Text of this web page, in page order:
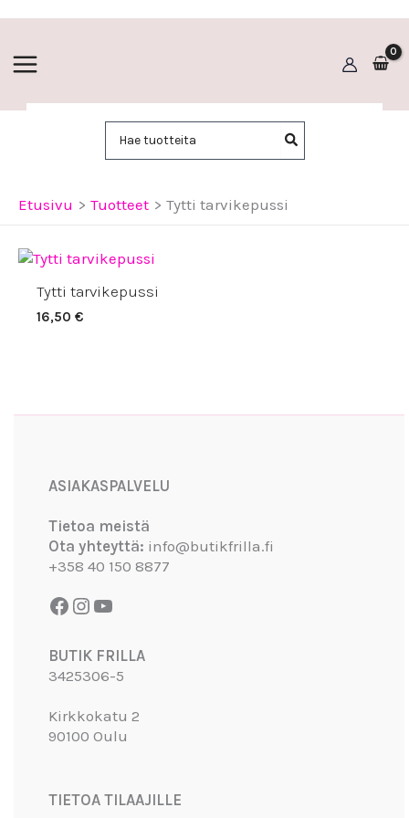
Etusivu Tuotteet Tytti tarvikepussi
Tytti tarvikepussi
16,50€
ASIAKASPALVELU
Tietoa meistä
Ota yhteyttä: info@butikfrilla.fi
+358 40 150 8877
BUTIK FRILLA
3425306-5
Kirkkokatu 2
90100 Oulu
TIETOA TILAAJILLE